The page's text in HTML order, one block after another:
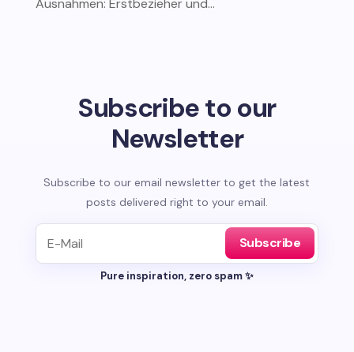
Ausnahmen: Erstbezieher und...
Subscribe to our
Newsletter
Subscribe to our email newsletter to get the latest
posts delivered right to your email.
Subscribe
Pure inspiration, zero spam ✨